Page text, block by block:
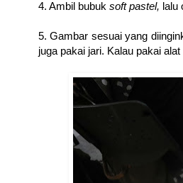
4. Ambil bubuk soft pastel, lalu
5. Gambar sesuai yang
juga pakai jari. Kalau pakai